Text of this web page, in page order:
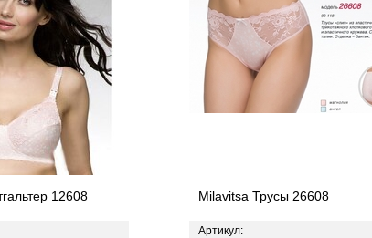
12608 Milavitsa Трусы 26608
Артикул: